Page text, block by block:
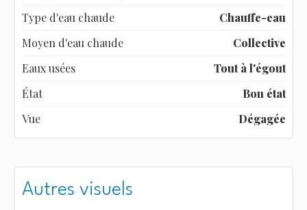
Type d'eau chaude
Chauffe-eau
Moyen d'eau chaude
Collective
Eaux usées
Tout à l'égout
État
Bon état
Vue
Dégagée
Autres visuels